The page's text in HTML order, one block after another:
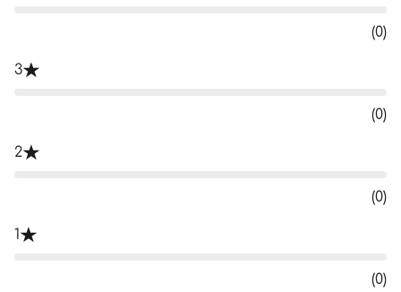
(0)
3
(0)
2
(0)
1
(0)